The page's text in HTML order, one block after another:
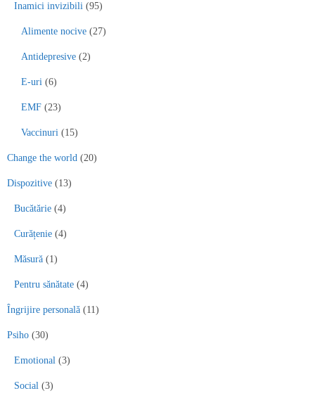
Inamici invizibili (95)
Alimente nocive (27)
Antidepresive (2)
E-uri (6)
EMF (23)
Vaccinuri (15)
Change the world (20)
Dispozitive (13)
Bucătărie (4)
Curățenie (4)
Măsură (1)
Pentru sănătate (4)
Îngrijire personală (11)
Psiho (30)
Emotional (3)
Social (3)